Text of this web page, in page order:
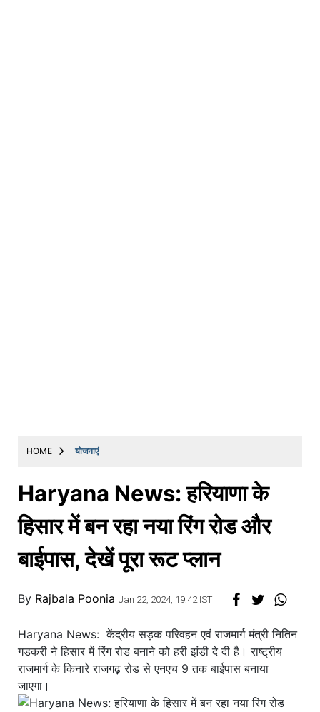
HOME योजनाएं
Haryana News: हरियाणा के
हिसार में बन रहा नया रिंग रोड और
बाईपास, देखें पूरा रूट प्लान
By Rajbala Poonia Jan 22, 2024, 19:42 IST
Haryana News: केंद्रीय सड़क परिवहन एवं राजमार्ग मंत्री नितिन
गडकरी ने हिसार में रिंग रोड बनाने को हरी झंडी दे दी है। राष्ट्रीय
राजमार्ग के किनारे राजगढ़ रोड से एनएच 9 तक बाईपास बनाया
जाएगा।